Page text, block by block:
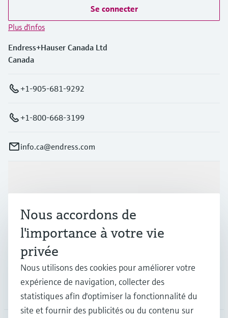
Se connecter
Plus d'infos
Endress+Hauser Canada Ltd
Canada
+1-905-681-9292
+1-800-668-3199
info.ca@endress.com
Industries
Support
Société
Nous accordons de
l'importance à votre vie
privée
Nous utilisons des cookies pour améliorer votre
expérience de navigation, collecter des
statistiques afin d'optimiser la fonctionnalité du
site et fournir des publicités ou du contenu sur